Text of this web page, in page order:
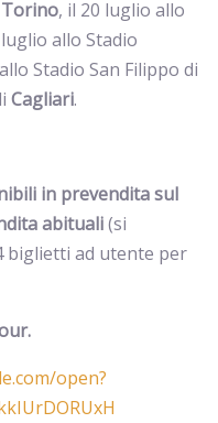
Torino, il 20 luglio allo
allo Stadio
Stadio San Filippo di
Cagliari.
in prevendita sul
abituali(si
biglietti ad utente per
open?